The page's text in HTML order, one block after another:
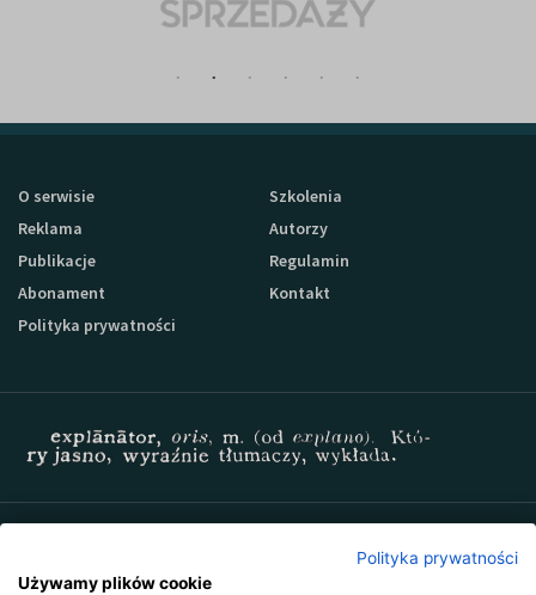
O serwisie
Szkolenia
Reklama
Autorzy
Publikacje
Regulamin
Abonament
Kontakt
Polityka prywatności
Polityka prywatności
Używamy plików cookie